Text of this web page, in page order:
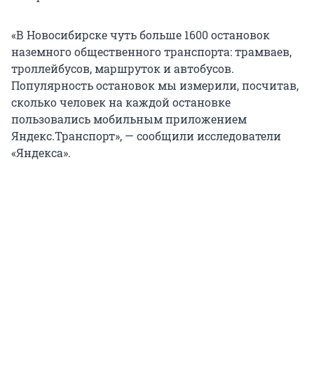
«В Новосибирске чуть больше 1600 остановок
наземного общественного транспорта: трамваев,
троллейбусов, маршруток и автобусов.
Популярность остановок мы измерили, посчитав,
сколько человек на каждой остановке
пользовались мобильным приложением
Яндекс.Транспорт», — сообщили исследователи
«Яндекса».